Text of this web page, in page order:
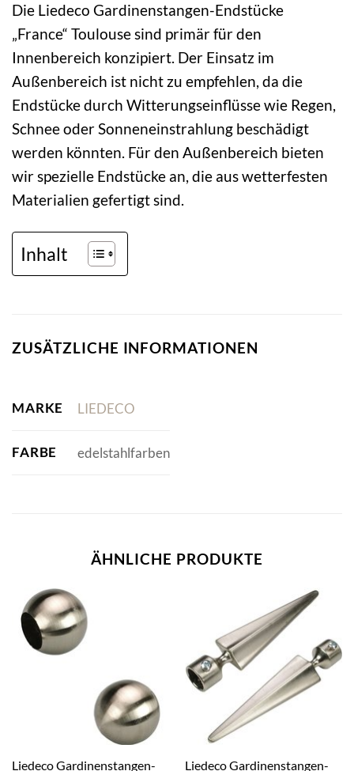
Die Liedeco Gardinenstangen-Endstücke
„France“ Toulouse sind primär für den
Innenbereich konzipiert. Der Einsatz im
Außenbereich ist nicht zu empfehlen, da die
Endstücke durch Witterungseinflüsse wie Regen,
Schnee oder Sonneneinstrahlung beschädigt
werden könnten. Für den Außenbereich bieten
wir spezielle Endstücke an, die aus wetterfesten
Materialien gefertigt sind.
Inhalt
ZUSÄTZLICHE INFORMATIONEN
MARKE LIEDECO
FARBE edelstahlfarben
ÄHNLICHE PRODUKTE
Liedeco Gardinenstangen- Liedeco Gardinenstangen-